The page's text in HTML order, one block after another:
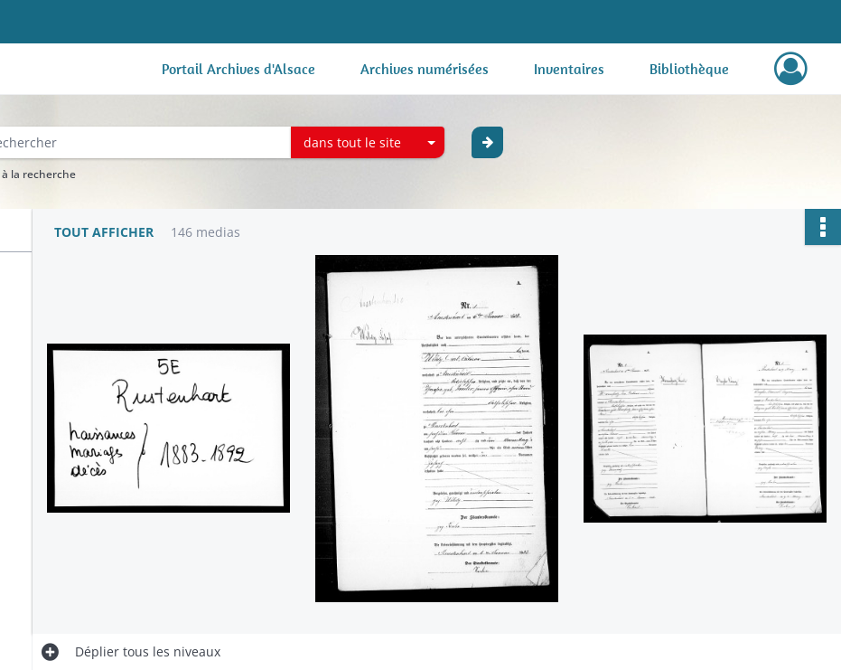
Portail Archives d'Alsace Archives numérisées Inventaires Bibliothèque
dans tout le site
la recherche
TOUT AFFICHER 146 medias
Dépliertous les niveaux